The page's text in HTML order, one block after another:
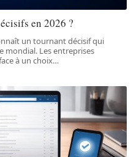
en 2026 ?
un tournant décisif qui
mondial. Les entreprises
à un choix…